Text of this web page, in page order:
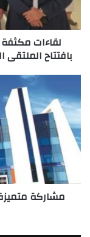
المشارك
بافتتاح
الملتقى
العقاري
السعودي
بالرياض
لقاءات مكثفة
بافتتاح
متميزة
للبنك
التجاري
الدولي
في
المناخ
(COP27)
مشاركة